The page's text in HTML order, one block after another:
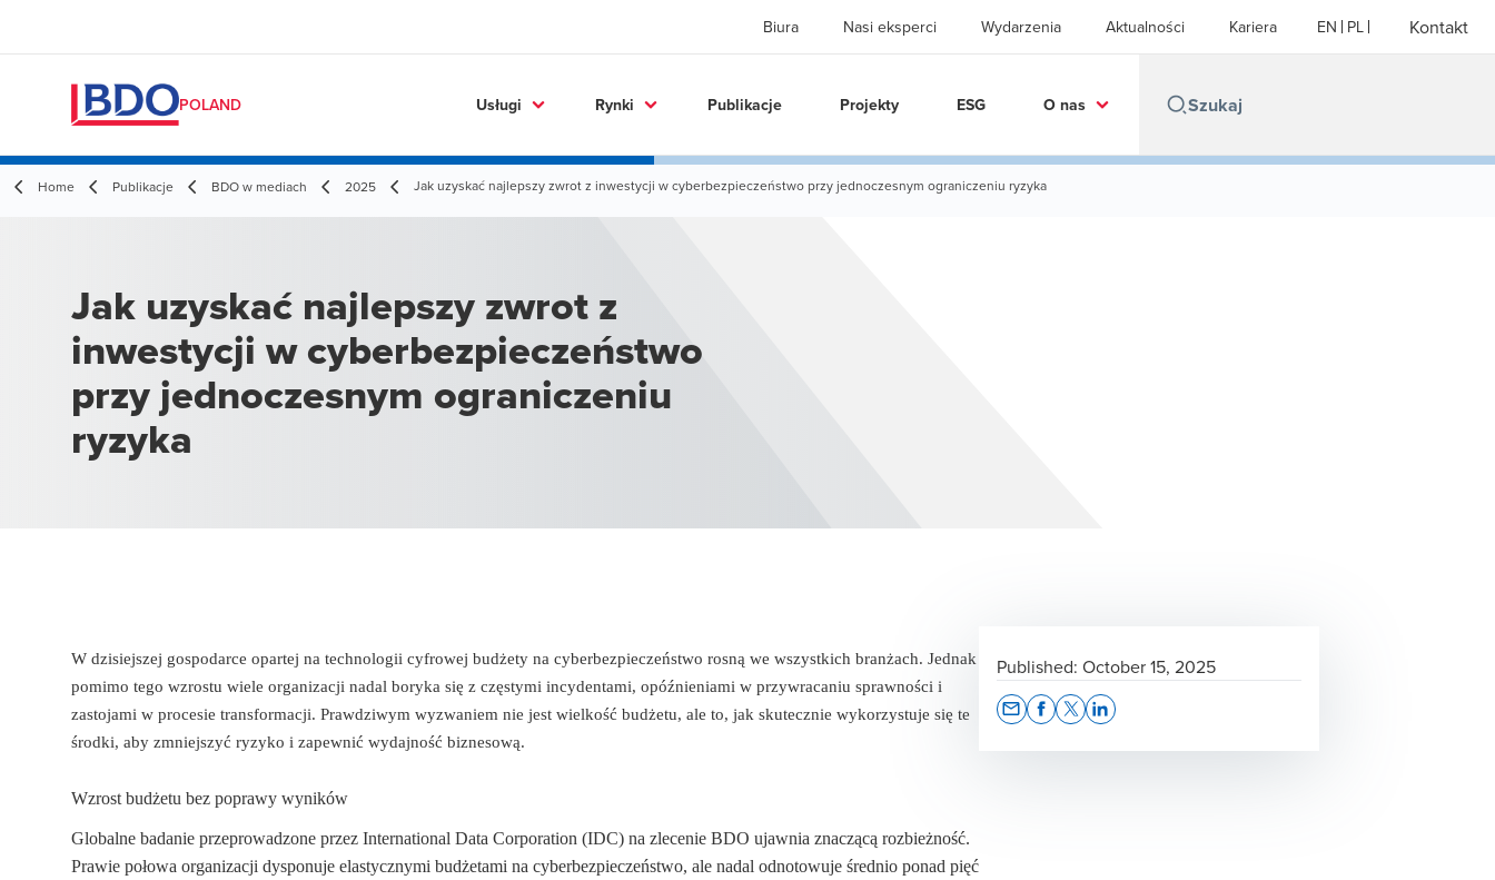
Biura Nasi eksperci Wydarzenia Aktualności Kariera EN PL Kontakt
POLAND Usługi Rynki Publikacje Projekty ESG O nas
Home Publikacje BDO w mediach 2025 Jak uzyskać najlepszy zwrot z inwestycji w cyberbezpieczeństwo przy jednoczesnym ograniczeniu ryzyka
Jak uzyskać najlepszy zwrot z
inwestycji w cyberbezpieczeństwo
przy jednoczesnym ograniczeniu
ryzyka
W dzisiejszej gospodarce opartej na technologii cyfrowej budżety na cyberbezpieczeństwo rosną we wszystkich branżach. Jednak
pomimo tego wzrostu wiele organizacji nadal boryka się z częstymi incydentami, opóźnieniami w przywracaniu sprawności i
zastojami w procesie transformacji. Prawdziwym wyzwaniem nie jest wielkość budżetu, ale to, jak skutecznie wykorzystuje się te
środki, aby zmniejszyć ryzyko i zapewnić wydajność biznesową.
Wzrost budżetu bez poprawy wyników
Globalne badanie przeprowadzone przez International Data Corporation (IDC) na zlecenie BDO ujawnia znaczącą rozbieżność.
Prawie połowa organizacji dysponuje elastycznymi budżetami na cyberbezpieczeństwo, ale nadal odnotowuje średnio ponad pięć
Published: October 15, 2025